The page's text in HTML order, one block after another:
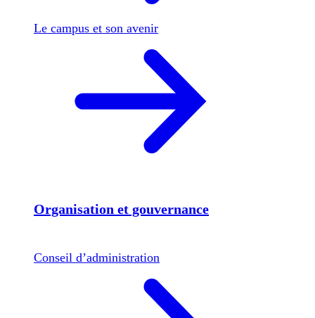
Le campus et son avenir
Organisation et gouvernance
Conseil d’administration